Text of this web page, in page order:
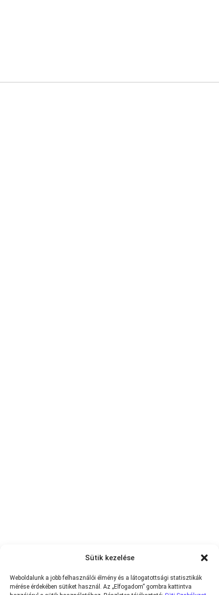
Sütik kezelése
Weboldalunk a jobb felhasználói élmény és a látogatottsági statisztikák
mérése érdekében sütiket használ. Az „Elfogadom” gombra kattintva